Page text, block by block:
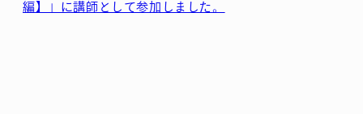
編】」に講師として参加しました。